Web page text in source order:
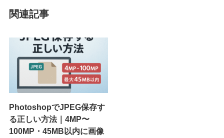
関連記事
PhotoshopでJPEG保存す
る正しい方法｜4MP〜
100MP・45MB以内に画像